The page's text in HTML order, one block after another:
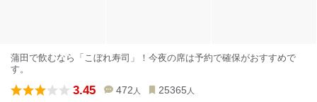
蒲田で飲むなら「こぼれ寿司」！今夜の席は予約で確保がおすすめで
す。
3.45 472 人 25365 人